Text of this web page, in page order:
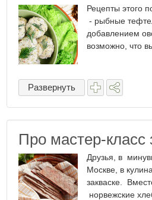
Рецепты этого
- рыбные
добавлением
возможно, что
Развернуть
Про мастер-класс
Друзья, в
Москве, в
закваске.
норвежские